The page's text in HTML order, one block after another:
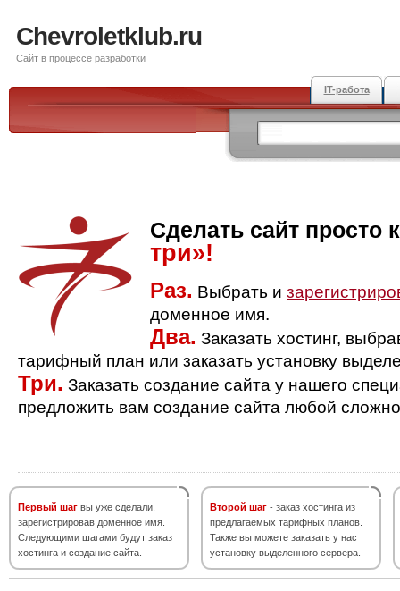
Chevroletklub.ru
Сайт в процессе разработки
IT-работа
Сделать сайт просто
три»!
Раз. Выбрать и
доменное имя.
Два. Заказать хостинг,
тарифный план или заказать установку
Три. Заказать создание сайта у нашего
предложить вам создание сайта любой
Первый шаг вы уже сделали,
зарегистрировав доменное имя.
Следующими шагами будут заказ
хостинга и создание сайта.
Второй шаг - заказ хостинга из
предлагаемых тарифных планов.
Также вы можете заказать у нас
установку выделенного сервера.